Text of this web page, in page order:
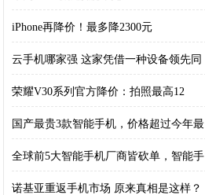
iPhone再降价！最多降2300元
云手机哪家强 这家凭借一种设备领先同
荣耀V30系列官方降价：拍照最高12
国产最贵3款智能手机，价格超过今年最
全球前5大智能手机厂商皆砍单，智能手
诺基亚重返手机市场 原来真相是这样？